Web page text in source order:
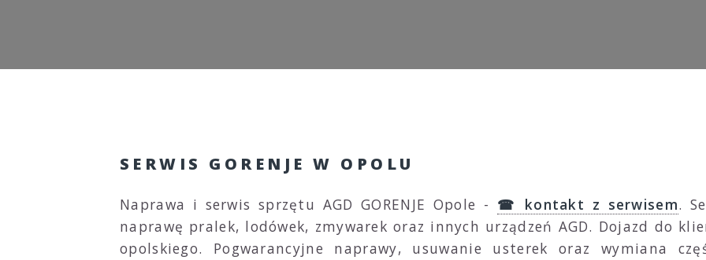
SERWIS GORENJE W OPOLU
Naprawa i serwis sprzętu AGD GORENJE Opole - ☎ kontakt z serwisem.
naprawę pralek, lodówek, zmywarek oraz innych urządzeń AGD. Dojazd do
opolskiego. Pogwarancyjne naprawy, usuwanie usterek oraz wymiana